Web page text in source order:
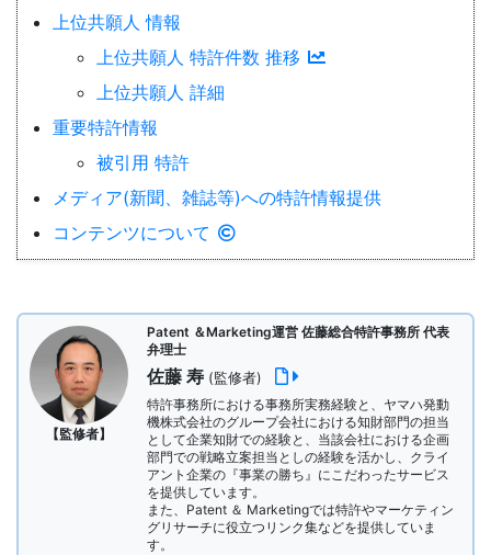
上位共願人 情報
上位共願人 特許件数 推移
上位共願人 詳細
重要特許情報
被引用 特許
メディア(新聞、雑誌等)への特許情報提供
コンテンツについて
【監修者】
Patent ＆Marketing運営 佐藤総合特許事務所 代表
弁理士
佐藤 寿 (監修者)
特許事務所における事務所実務経験と、ヤマハ発動
機株式会社のグループ会社における知財部門の担当
として企業知財での経験と、当該会社における企画
部門での戦略立案担当としの経験を活かし、クライ
アント企業の『事業の勝ち』にこだわったサービス
を提供しています。
また、Patent ＆ Marketingでは特許やマーケティン
グリサーチに役立つリンク集などを提供していま
す。